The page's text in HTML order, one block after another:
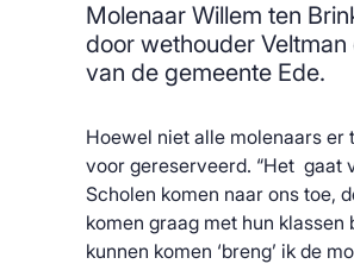
Molenaar Willem ten
door wethouder
van de gemeente Ede.
Hoewel niet alle molenaars er
voor gereserveerd. “Het gaat
Scholen komen naar ons toe,
komen graag met hun
kunnen komen ‘breng’ ik de